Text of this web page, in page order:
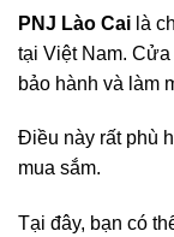
PNJ Lào Cai là
tại Việt Nam.
bảo hành và làm
Điều này rất phù
mua sắm.
Tại đây, bạn có